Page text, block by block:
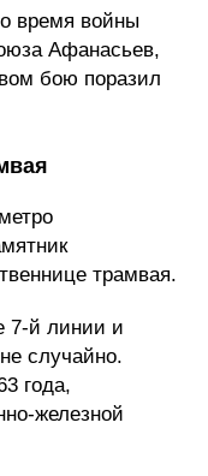
время войны
Афанасьев,
бою поразил
трамвая.
7-й линии и
случайно.
года,
железной